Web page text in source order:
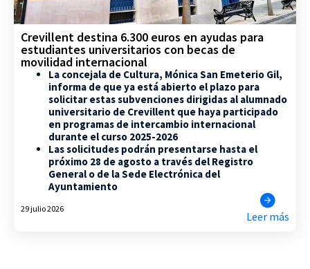
Crevillent destina 6.300 euros en ayudas para
estudiantes universitarios con becas de
movilidad internacional
La concejala de Cultura, Mónica San Emeterio Gil,
informa de que ya está abierto el plazo para
solicitar estas subvenciones dirigidas al alumnado
universitario de Crevillent que haya participado
en programas de intercambio internacional
durante el curso 2025-2026
Las solicitudes podrán presentarse hasta el
próximo 28 de agosto a través del Registro
General o de la Sede Electrónica del
Ayuntamiento
29 julio 2026
Leer más